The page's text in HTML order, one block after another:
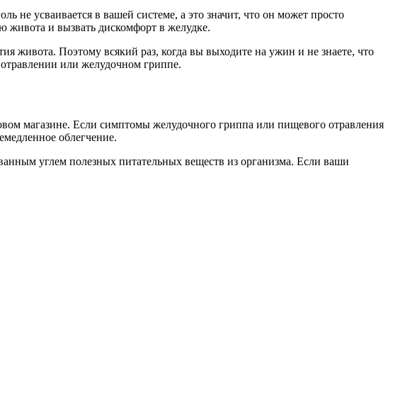
не усваивается в вашей системе, а это значит, что он может просто
живота и вызвать дискомфорт в желудке.
живота. Поэтому всякий раз, когда вы выходите на ужин и не знаете, что
или желудочном гриппе.
магазине. Если симптомы желудочного гриппа или пищевого отравления
облегчение.
углем полезных питательных веществ из организма. Если ваши